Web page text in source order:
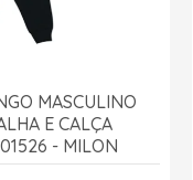
MASCULINO
E CALÇA
- MILON